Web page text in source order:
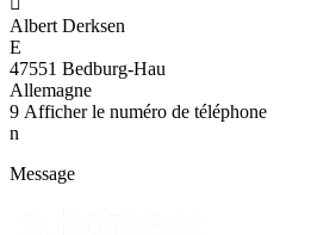
Albert Derksen
E
47551 Bedburg-Hau
Allemagne
9 Afficher le numéro de téléphone
n
Message